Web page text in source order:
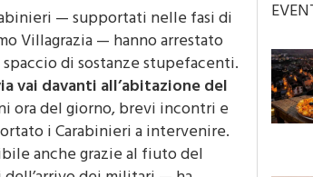
— supportati nelle fasi di
Villagrazia — hanno arrestato
di sostanze stupefacenti.
vai davanti all’abitazione del
ora del giorno, brevi incontri e
i Carabinieri a intervenire.
anche grazie al fiuto del